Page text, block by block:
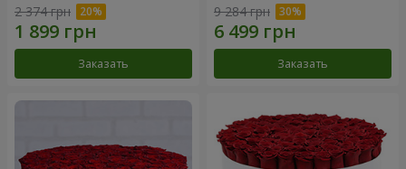
2 374 грн
Заказать
9 284 грн
Заказать